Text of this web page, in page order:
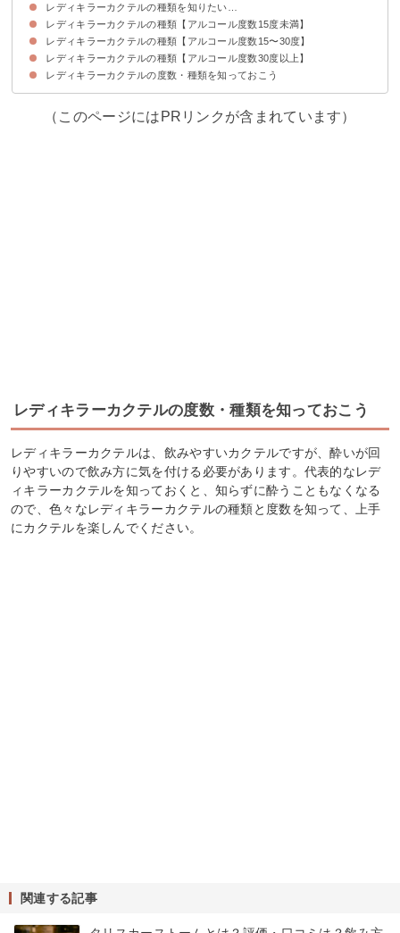
レディキラーカクテルの種類を知りたい…
そもそもレディキラーカクテルとはどんなお酒？
レディキラーカクテルの種類【アルコール度数15度未満】
①カルーアミルク（6度）
②シンガポールスリング（9度）
③セックス・オン・ザ・ビーチ（10度）
④モスコミュール（10度）
⑤スクリュードライバー（12度）
⑥テキーラサンライズ（12度）
⑦ソルティドッグ（13度）
⑧シーブリーズ（13度）
レディキラーカクテルの種類【アルコール度数15〜30度】
①ロングアイランドアイスティー（15度）
②グラスホッパー（20度）
③シルクストッキング（21度）
④ピンクレディ（23度）
⑤アレキサンダー（25度）
⑥ホワイトルシアン（25度）
⑦マイタイ（25度）
レディキラーカクテルの種類【アルコール度数30度以上】
①B-52（31度）
②キス・イン・ザ・ダーク（33度）
③ゴッドマザー（34度）
④青い珊瑚礁（35度）
⑤ジャック・ター（35度）
⑥イエローパロット（37度）
⑦ビトウィーンザシーツ（40度）
レディキラーカクテルの度数・種類を知っておこう
（このページにはPRリンクが含まれています）
レディキラーカクテルの度数・種類を知っておこう
レディキラーカクテルは、飲みやすいカクテルですが、酔いが回
りやすいので飲み方に気を付ける必要があります。代表的なレデ
ィキラーカクテルを知っておくと、知らずに酔うこともなくなる
ので、色々なレディキラーカクテルの種類と度数を知って、上手
にカクテルを楽しんでください。
関連する記事